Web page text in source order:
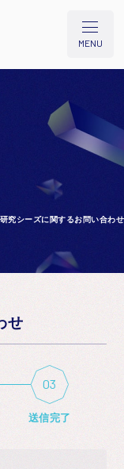
MENU
研究シーズに関するお問い合わせ
せ
送信完了